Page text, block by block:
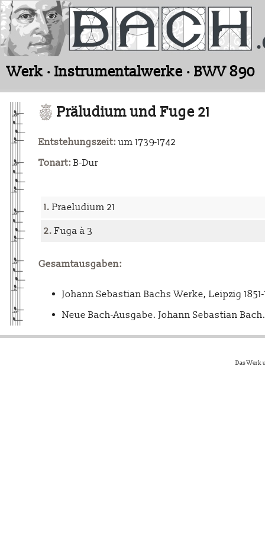
Werk · Instrumentalwerke · BWV 890
Präludium und Fuge 21
Entstehungszeit: um 1739-1742
Tonart: B-Dur
1. Praeludium 21
2. Fuga à 3
Gesamtausgaben:
Johann Sebastian Bachs Werke, Leipzig
Neue Bach-Ausgabe. Johann Sebastian
Das Werk